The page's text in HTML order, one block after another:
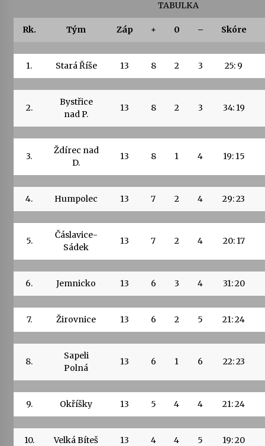
TABULKA
Rk. Tým Záp + 0 – Skóre
1. Stará Říše 13 8 2 3 25: 9
2.
Bystřice
nad P.
13 8 2 3 34: 19
3.
Ždírec nad
D.
13 8 1 4 19: 15
4. Humpolec 13 7 2 4 29: 23
5.
Čáslavice-
Sádek
13 7 2 4 20: 17
6. Jemnicko 13 6 3 4 31: 20
7. Žirovnice 13 6 2 5 21: 24
8.
Sapeli
Polná
13 6 1 6 22: 23
9. Okříšky 13 5 4 4 21: 24
10. Velká Bíteš 13 4 4 5 19: 20